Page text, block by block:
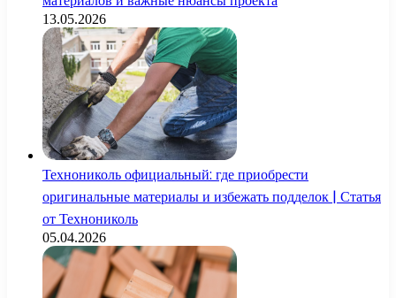
13.05.2026
Технониколь официальный: где приобрести
оригинальные материалы и избежать подделок | Статья
от Технониколь
05.04.2026